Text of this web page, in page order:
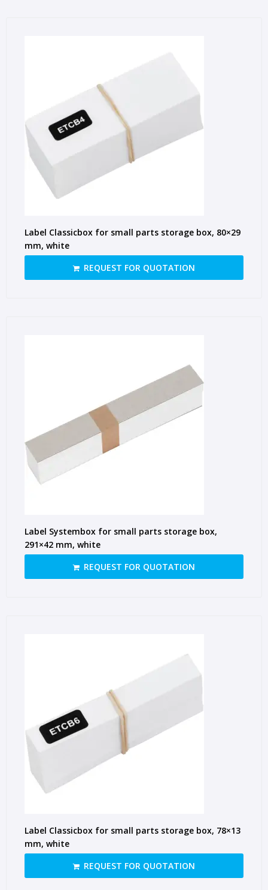
Label Classicbox for small parts storage box, 80×29
mm, white
REQUEST FOR QUOTATION
Label Systembox for small parts storage box,
291×42 mm, white
REQUEST FOR QUOTATION
Label Classicbox for small parts storage box, 78×13
mm, white
REQUEST FOR QUOTATION